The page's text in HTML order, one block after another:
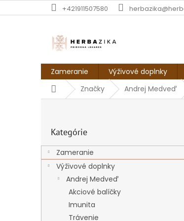
na
+421911507580
Zameranie Výživové doplnky
DomovZnačky Andrej Medveď
ý
p
kategórie
Kategórie
Zameranie
Výživové doplnky
Andrej Medveď
Akciové balíčky
Imunita
Trávenie